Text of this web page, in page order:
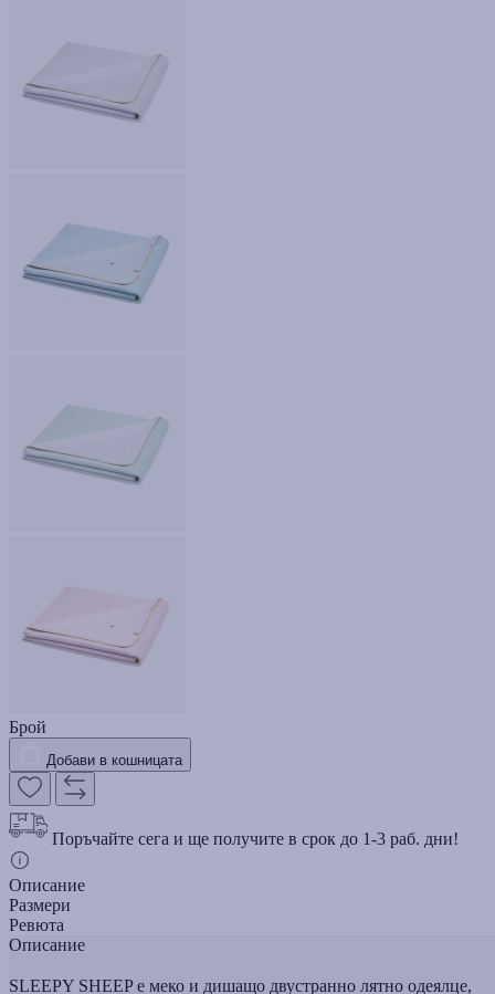
Брой
Добави в кошницата
Поръчайте сега и ще получите в срок до 1-3 раб. дни!
Описание
Размери
Ревюта
Описание
SLEEPY SHEEP е меко и дишащо двустранно лятно одеялце,